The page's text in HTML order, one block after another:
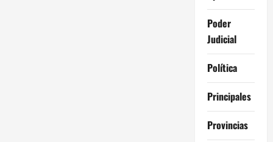
Poder
Judicial
Política
Principales
Provincias